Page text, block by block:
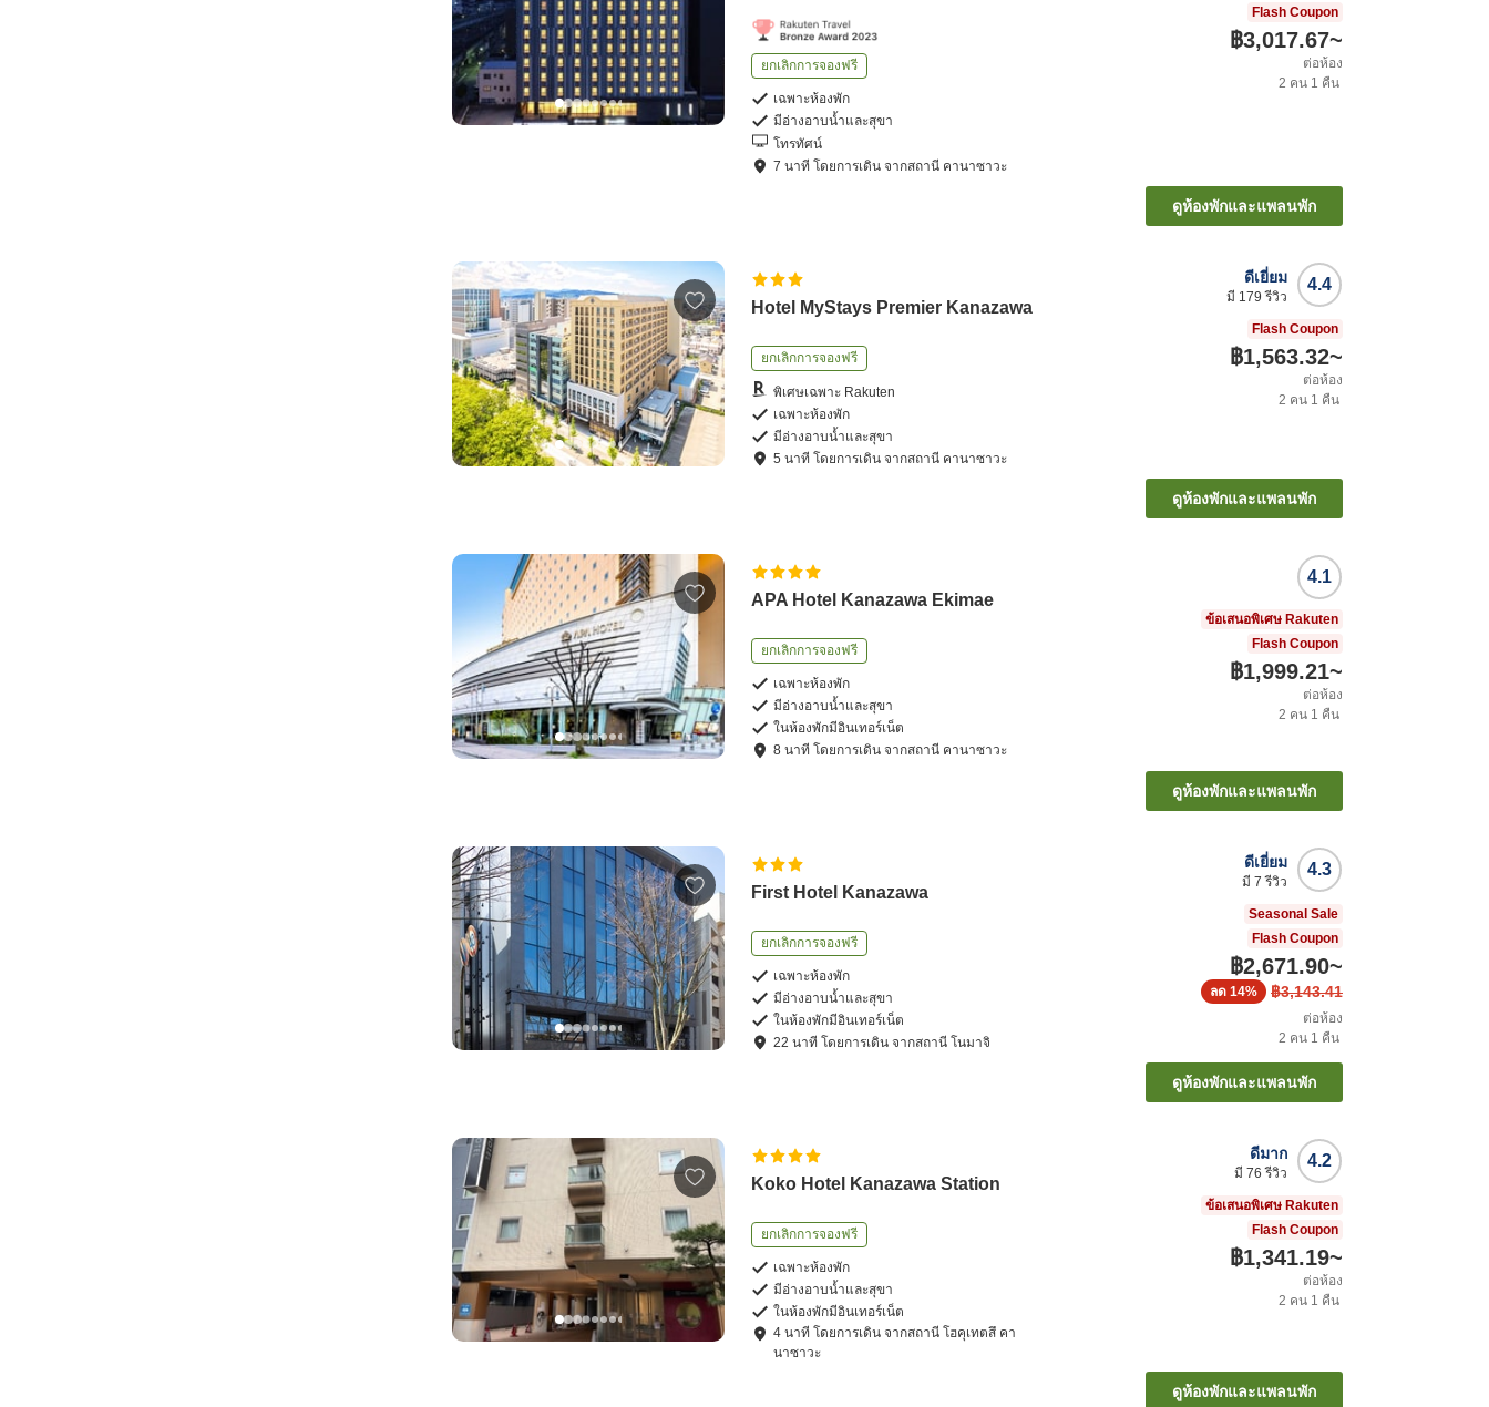
ยกเลิกการจองฟรี
เฉพาะห้องพัก
มีอ่างอาบน้ำและสุขา
โทรทัศน์
7 นาที โดยการเดิน จากสถานี คานาซาวะ
Flash Coupon
฿3,017.67~
ต่อห้อง
2 คน 1 คืน
ดูห้องพักและแพลนพัก
Hotel MyStays Premier Kanazawa
ยกเลิกการจองฟรี
พิเศษเฉพาะ Rakuten
เฉพาะห้องพัก
มีอ่างอาบน้ำและสุขา
5 นาที โดยการเดิน จากสถานี คานาซาวะ
4.4
ดีเยี่ยม
มี 179 รีวิว
Flash Coupon
฿1,563.32~
ต่อห้อง
2 คน 1 คืน
ดูห้องพักและแพลนพัก
APA Hotel Kanazawa Ekimae
ยกเลิกการจองฟรี
เฉพาะห้องพัก
มีอ่างอาบน้ำและสุขา
ในห้องพักมีอินเทอร์เน็ต
8 นาที โดยการเดิน จากสถานี คานาซาวะ
4.1
ข้อเสนอพิเศษ Rakuten
Flash Coupon
฿1,999.21~
ต่อห้อง
2 คน 1 คืน
ดูห้องพักและแพลนพัก
First Hotel Kanazawa
ยกเลิกการจองฟรี
เฉพาะห้องพัก
มีอ่างอาบน้ำและสุขา
ในห้องพักมีอินเทอร์เน็ต
22 นาที โดยการเดิน จากสถานี โนมาจิ
4.3
ดีเยี่ยม
มี 7 รีวิว
Seasonal Sale
Flash Coupon
฿2,671.90~
฿3,143.41
ลด 14%
ต่อห้อง
2 คน 1 คืน
ดูห้องพักและแพลนพัก
Koko Hotel Kanazawa Station
ยกเลิกการจองฟรี
เฉพาะห้องพัก
มีอ่างอาบน้ำและสุขา
ในห้องพักมีอินเทอร์เน็ต
4 นาที โดยการเดิน จากสถานี โฮคุเทตสึ คา
นาซาวะ
4.2
ดีมาก
มี 76 รีวิว
ข้อเสนอพิเศษ Rakuten
Flash Coupon
฿1,341.19~
ต่อห้อง
2 คน 1 คืน
ดูห้องพักและแพลนพัก